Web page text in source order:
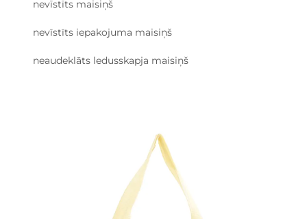
nevīstīts maisiņš
nevīstīts iepakojuma maisiņš
neaudeklāts ledusskapja maisiņš